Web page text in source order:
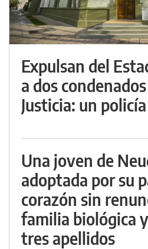
Expulsan del
a dos
Justicia: un
Una joven de
adoptada por su
corazón sin
familia biológica
tres apellidos